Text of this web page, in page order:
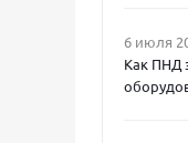
6 июля
Как ПНД